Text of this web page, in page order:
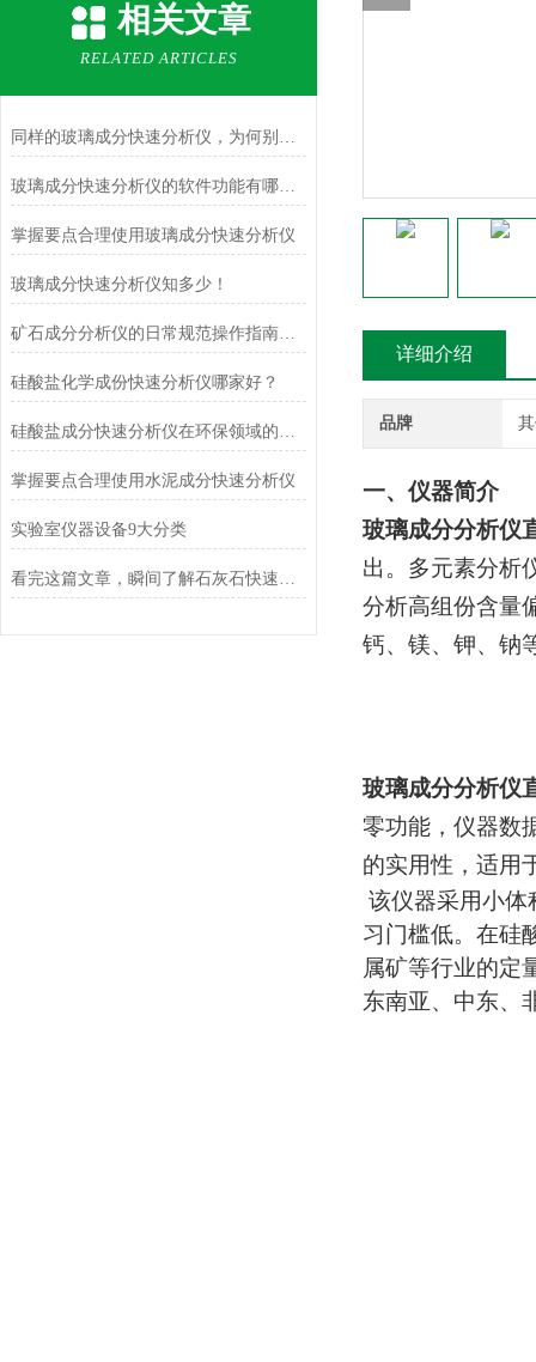
相关文章
RELATED ARTICLES
同样的玻璃成分快速分析仪，为何别人的使用寿命如此长？
玻璃成分快速分析仪的软件功能有哪些？
掌握要点合理使用玻璃成分快速分析仪
玻璃成分快速分析仪知多少！
矿石成分分析仪的日常规范操作指南与核心维护保养技术解析
硅酸盐化学成份快速分析仪哪家好？
硅酸盐成分快速分析仪在环保领域的应用及前景
掌握要点合理使用水泥成分快速分析仪
实验室仪器设备9大分类
看完这篇文章，瞬间了解石灰石快速分析仪了
详细介绍
品牌
一、 仪器简介
玻璃成分分析仪
出。多元素分析
分析高组份含量
钙、镁、钾、钠
玻璃成分分析仪
零功能，仪器数
的实用性，适用
该仪器采用小体
习门槛低。在硅
属矿等行业的定
东南亚、中东、